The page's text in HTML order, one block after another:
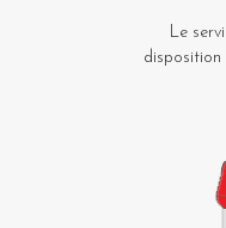
Le
disposition